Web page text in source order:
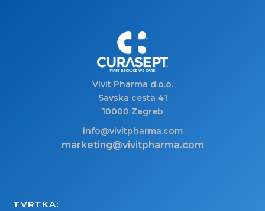
Vivit Pharma d.o.o.
Savska cesta 41
10000 Zagreb
info@vivitpharma.com
marketing@vivitpharma.com
TVRTKA: